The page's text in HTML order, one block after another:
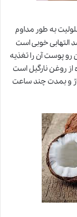
به طور مداوم
التهابی خوبی است
رو پوست آن را تغذیه
از روغن نارگیل است
و بمدت چند ساعت